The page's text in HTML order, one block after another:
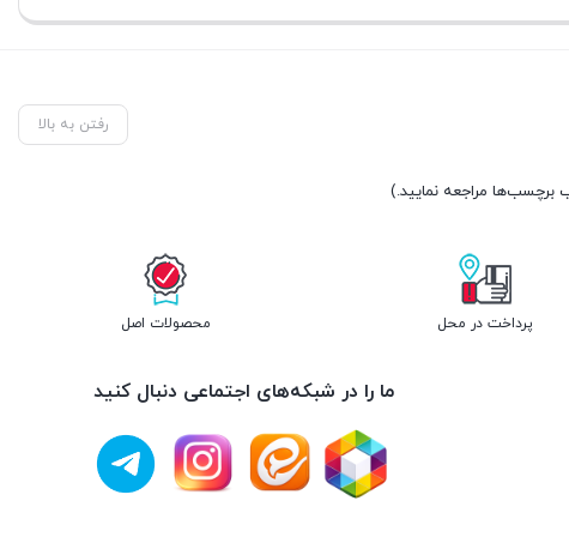
رفتن به بالا
پرداخت در محل محصولات اصل
ما را در شبکه‌های اجتماعی دنبال کنید